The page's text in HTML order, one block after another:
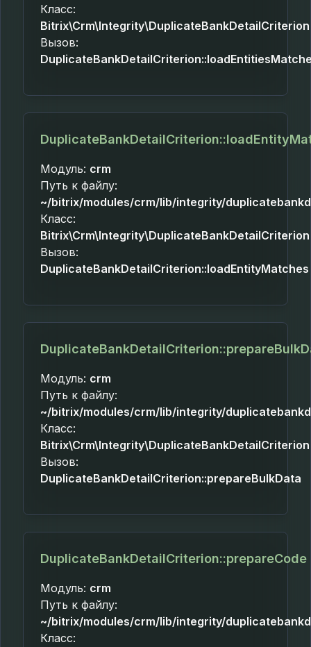
Класс:
Bitrix\Crm\Integrity\DuplicateBankDetailCriterion
Вызов:
Модуль: crm
Путь к файлу:
~/bitrix/modules/crm/lib/integrity/
Класс:
Bitrix\Crm\Integrity\DuplicateBankDetailCriterion
Вызов:
DuplicateBankDetailCriterion::loadEntityMatches
Модуль: crm
Путь к файлу:
~/bitrix/modules/crm/lib/integrity/
Класс:
Bitrix\Crm\Integrity\DuplicateBankDetailCriterion
Вызов:
DuplicateBankDetailCriterion::prepareBulkData
DuplicateBankDetailCriterion::prepareCode
Модуль: crm
Путь к файлу:
~/bitrix/modules/crm/lib/integrity/
Класс: